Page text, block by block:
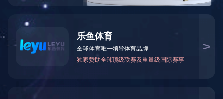
Engineering case
火锅底料工程案例